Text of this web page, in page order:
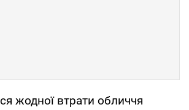
жодної втрати обличчя